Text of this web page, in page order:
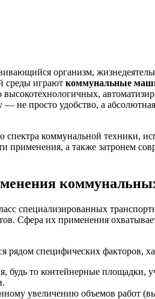
организм,
среды играют коммунальные
высокотехнологичных,
— не просто удобство, а
коммунальной техники,
а также затронем
специализированных
Сфера их применения
рядом специфических
будь то контейнерные площадки,
увеличению объемов работ